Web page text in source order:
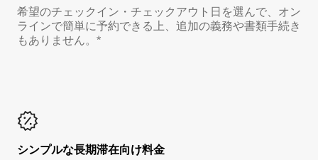
希望のチェックイン・チェックアウト日を選んで、オン
ラインで簡単に予約できる上、追加の義務や書類手続き
もありません。*
シンプルな長期滞在向け料金